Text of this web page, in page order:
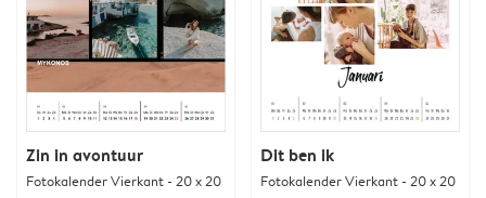
Zin in avontuur
Fotokalender Vierkant - 20 x 20
Dit ben ik
Fotokalender Vierkant - 20 x 20